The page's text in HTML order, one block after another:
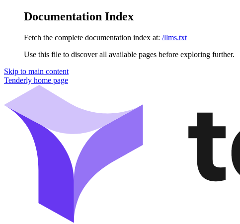
Documentation Index
Fetch the complete documentation index at: /llms.txt
Use this file to discover all available pages before exploring further.
Skip to main content
Tenderly home page